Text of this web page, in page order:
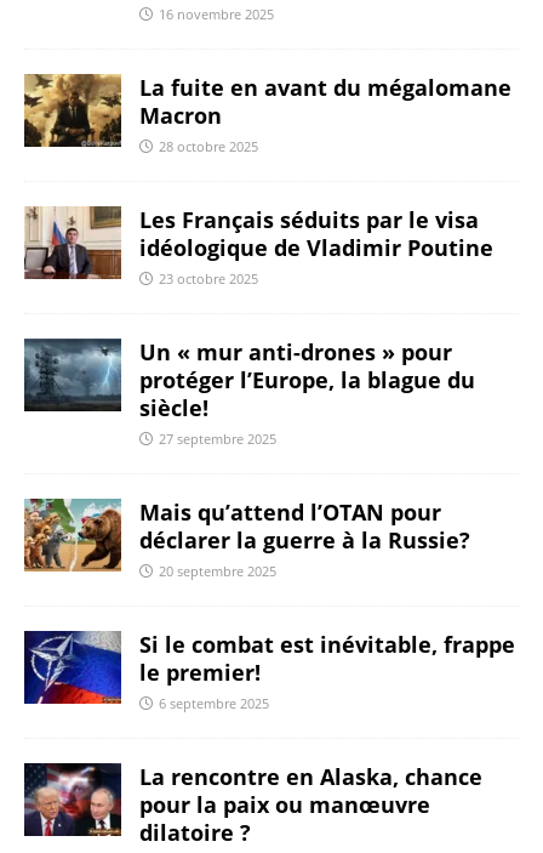
16 novembre 2025
La fuite en avant du mégalomane
Macron
28 octobre 2025
Les Français séduits par le visa
idéologique de Vladimir Poutine
23 octobre 2025
Un « mur anti-drones » pour
protéger l’Europe, la blague du
siècle!
27 septembre 2025
Mais qu’attend l’OTAN pour
déclarer la guerre à la Russie?
20 septembre 2025
Si le combat est inévitable, frappe
le premier!
6 septembre 2025
La rencontre en Alaska, chance
pour la paix ou manœuvre
dilatoire ?